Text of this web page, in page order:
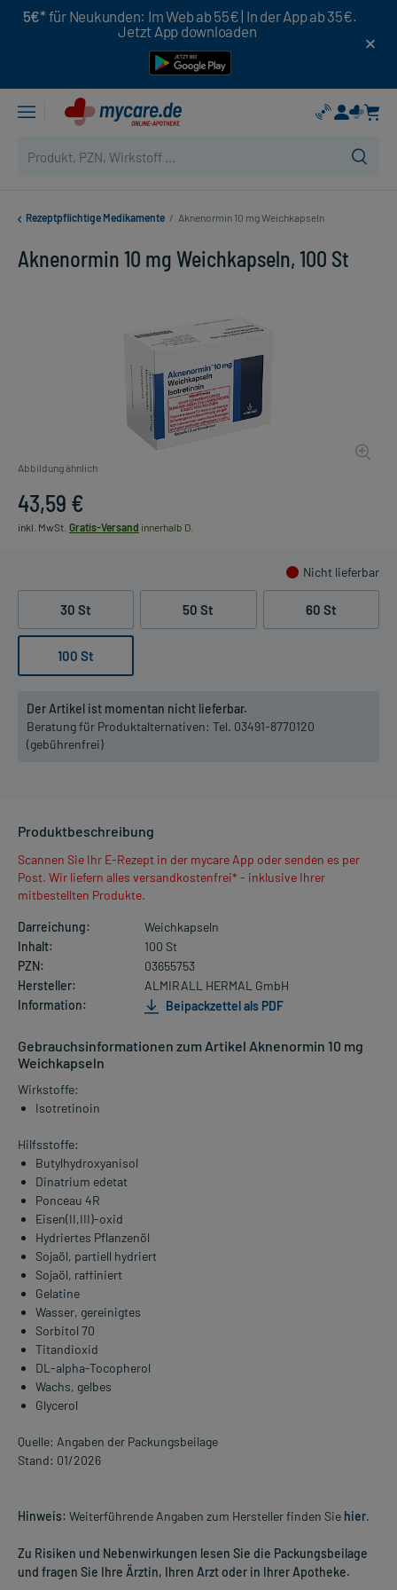
5€* für Neukunden: Im Web ab 55€ | In der App ab 35€.
Jetzt App downloaden
Rezeptpflichtige Medikamente / Aknenormin 10 mg Weichkapseln
Aknenormin 10 mg Weichkapseln, 100 St
Abbildung ähnlich
43,59 €
inkl. MwSt. Gratis-Versand innerhalb D.
Nicht lieferbar
30 St 50 St 60 St
100 St
Der Artikel ist momentan nicht lieferbar.
Beratung für Produktalternativen: Tel. 03491-8770120
(gebührenfrei)
Produktbeschreibung
Scannen Sie Ihr E-Rezept in der mycare App oder senden es per
Post. Wir liefern alles versandkostenfrei* - inklusive Ihrer
mitbestellten Produkte.
Darreichung:
Weichkapseln
Inhalt:
100 St
PZN:
03655753
Hersteller:
ALMIRALL HERMAL GmbH
Information:
Beipackzettel als PDF
Gebrauchsinformationen zum Artikel Aknenormin 10 mg
Weichkapseln
Wirkstoffe:
Isotretinoin
Hilfsstoffe:
Butylhydroxyanisol
Dinatrium edetat
Ponceau 4R
Eisen(II,III)-oxid
Hydriertes Pflanzenöl
Sojaöl, partiell hydriert
Sojaöl, raffiniert
Gelatine
Wasser, gereinigtes
Sorbitol 70
Titandioxid
DL-alpha-Tocopherol
Wachs, gelbes
Glycerol
Quelle: Angaben der Packungsbeilage
Stand: 01/2026
Hinweis: Weiterführende Angaben zum Hersteller finden Sie hier.
Zu Risiken und Nebenwirkungen lesen Sie die Packungsbeilage
und fragen Sie Ihre Ärztin, Ihren Arzt oder in Ihrer Apotheke.